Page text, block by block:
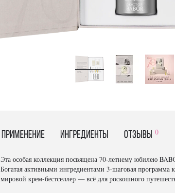
Применение Ингредиенты отзывы 0
Эта особая коллекция посвящена 70-летнему юбилею
Богатая активными ингредиентами 3-шаговая
мировой крем-бестселлер — всё для роскошного